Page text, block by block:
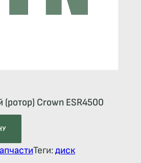
(ротор) Crown ESR4500
Теги:диск